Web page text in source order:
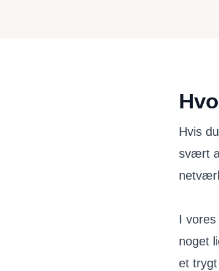
Hvis
svært
I
noget
et